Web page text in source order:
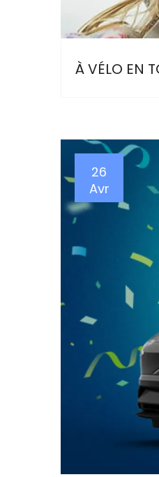
À VÉLO EN
26
Avr